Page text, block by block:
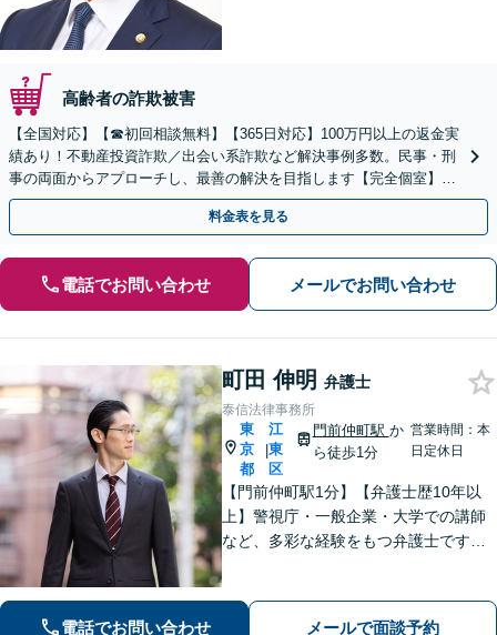
高齢者の詐欺被害
【全国対応】【☎︎初回相談無料】【365日対応】100万円以上の返金実
績あり！不動産投資詐欺／出会い系詐欺など解決事例多数。民事・刑
事の両面からアプローチし、最善の解決を目指します【完全個室】
【代々木駅3分】
料金表を見る
電話でお問い合わせ メールでお問い合わせ
町田 伸明 弁護士
泰信法律事務所
東
京
都
|
江
東
区
門前仲町駅 か
ら徒歩1分
営業時間：本
日定休日
【門前仲町駅1分】【弁護士歴10年以
上】警視庁・一般企業・大学での講師
など、多彩な経験をもつ弁護士です
にアドバイスいたします【民事調停官
電話でお問い合わせ メールで面談予約